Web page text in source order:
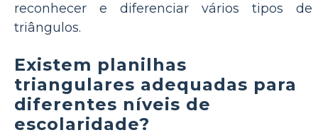
reconhecer e diferenciar vários tipos de
triângulos.
Existem planilhas
triangulares adequadas para
diferentes níveis de
escolaridade?